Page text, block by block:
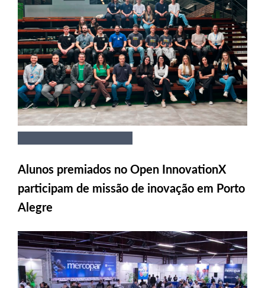
Alunos premiados no Open InnovationX
participam de missão de inovação em Porto
Alegre